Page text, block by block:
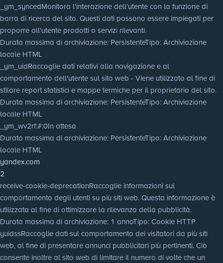
_ym_syncedMonitora l'interazione dell'utente con la funzione di
barra di ricerca del sito. Questi dati possono essere impiegati per
proporre all'utente prodotti o servizi rilevanti.
Durata massima di archiviazione: PersistenteTipo: Archiviazione
locale HTML
_ym_uidRaccoglie dati relativi alla navigazione e al
comportamento dell'utente sul sito web - Viene utilizzato al fine di
stilare report statistici e mappe termiche per il proprietario del sito.
Durata massima di archiviazione: PersistenteTipo: Archiviazione
locale HTML
_ym_wv2rf:#:0In attesa
Durata massima di archiviazione: PersistenteTipo: Archiviazione
locale HTML
yandex.com
2
receive-cookie-deprecationRaccoglie informazioni sul
comportamento degli utenti su più siti web. Questa informazione è
utilizzata al fine di ottimizzare la rilevanza della pubblicità.
Durata massima di archiviazione: 1 annoTipo: Cookie HTTP
yuidssRaccoglie dati sul comportamento dei visitatori da più siti
web, al fine di presentare annunci pubblicitari più pertinenti. Ciò
consente inoltre al sito web di limitare il numero di volte che un